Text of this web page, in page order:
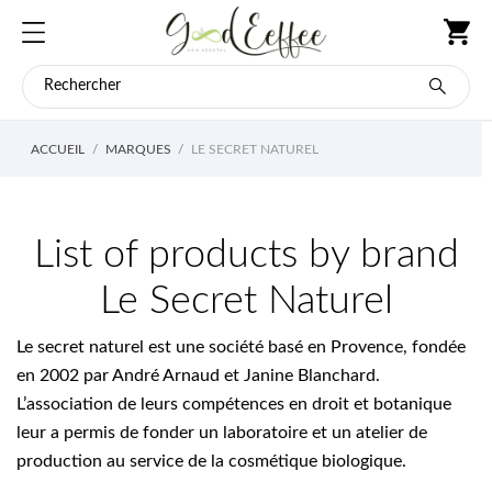
ACCUEIL MARQUES LE SECRET NATUREL
List of products by brand
Le Secret Naturel
Le secret naturel est une société basé en Provence, fondée
en 2002 par André Arnaud et Janine Blanchard.
L’association de leurs compétences en droit et botanique
leur a permis de fonder un laboratoire et un atelier de
production au service de la cosmétique biologique.